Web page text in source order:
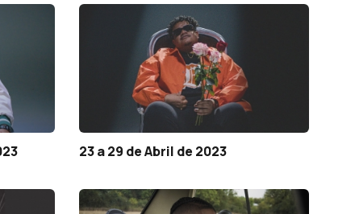
23 a 29 de Abril de 2023